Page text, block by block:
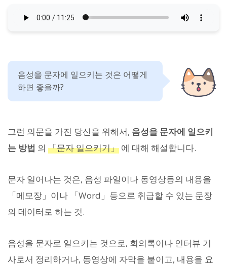
음성을 문자에 일으키는 것은 어떻게
하면 좋을까?
그런 의문을 가진 당신을 위해서, 음성을 문자에 일으키
는 방법 의 「문자 일으키기」 에 대해 해설합니다.
문자 일어나는 것은, 음성 파일이나 동영상등의 내용을
「메모장」이나 「Word」등으로 취급할 수 있는 문장
의 데이터로 하는 것.
음성을 문자로 일으키는 것으로, 회의록이나 인터뷰 기
사로서 정리하거나, 동영상에 자막을 붙이고, 내용을 요